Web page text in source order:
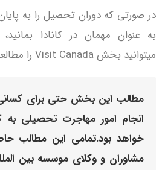
در صورتی‌ که دوران تحصیل را به
به عنوان مهمان در کانادا
میتوانید بخش Visit Canada را مطالعه کنید.
مطالب این بخش حتی برای
انجام امور مهاجرت تحصیلی به
خواهد بود.تمامی این مطالب
مشاوران و وکلای موسسه بین